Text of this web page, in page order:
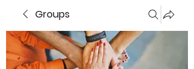
Groups